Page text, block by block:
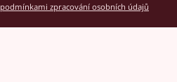
podmínkami zpracování osobních údajů